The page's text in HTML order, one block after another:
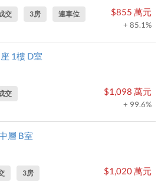
交 3房 連車位 $855 萬元
+ 85.1%
1樓 D室
交 $1,098 萬元
+ 99.6%
層 B室
3房 $1,020 萬元